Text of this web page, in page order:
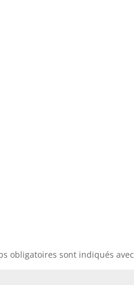
obligatoires sont indiqués avec